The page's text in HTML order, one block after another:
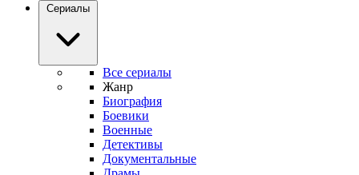
Сериалы
Все сериалы
Жанр
Биография
Боевики
Военные
Детективы
Документальные